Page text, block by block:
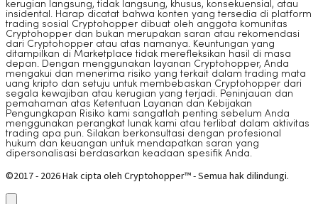
kerugian langsung, tidak langsung, khusus, konsekuensial, atau
insidental. Harap dicatat bahwa konten yang tersedia di platform
trading sosial Cryptohopper dibuat oleh anggota komunitas
Cryptohopper dan bukan merupakan saran atau rekomendasi
dari Cryptohopper atau atas namanya. Keuntungan yang
ditampilkan di Marketplace tidak merefleksikan hasil di masa
depan. Dengan menggunakan layanan Cryptohopper, Anda
mengakui dan menerima risiko yang terkait dalam trading mata
uang kripto dan setuju untuk membebaskan Cryptohopper dari
segala kewajiban atau kerugian yang terjadi. Peninjauan dan
pemahaman atas Ketentuan Layanan dan Kebijakan
Pengungkapan Risiko kami sangatlah penting sebelum Anda
menggunakan perangkat lunak kami atau terlibat dalam aktivitas
trading apa pun. Silakan berkonsultasi dengan profesional
hukum dan keuangan untuk mendapatkan saran yang
dipersonalisasi berdasarkan keadaan spesifik Anda.
©2017 - 2026 Hak cipta oleh Cryptohopper™ - Semua hak dilindungi.